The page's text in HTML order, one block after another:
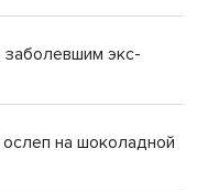
экс-
на шоколадной